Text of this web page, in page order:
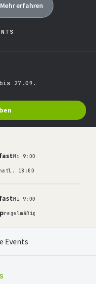
Mehr erfahren
27.09.
Mi 9:00
18:00
Mi 9:00
regelmäßig
Events